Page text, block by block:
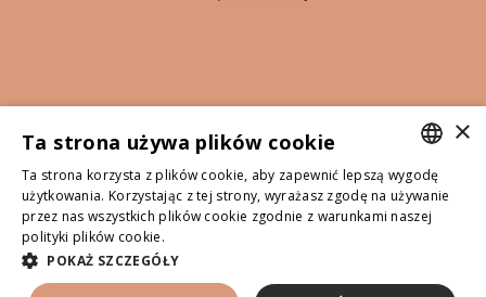
© 2026Babywinkel - Wszystkie podane ceny zawierają
PL (PLN zł)
Menu
DUTCH
ITALIAN
×
Ta strona używa plików cookie
Ta strona korzysta z plików cookie, aby zapewnić lepszą wygodę
użytkowania. Korzystając z tej strony, wyrażasz zgodę na używanie
przez nas wszystkich plików cookie zgodnie z warunkami naszej
polityki plików cookie.
POKAŻ SZCZEGÓŁY